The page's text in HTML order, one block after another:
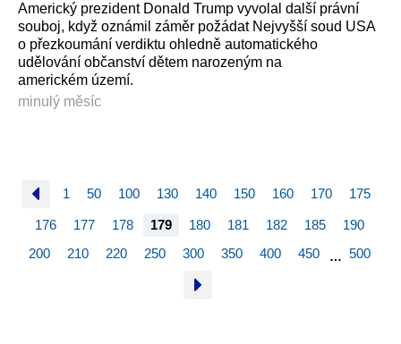
Americký prezident Donald Trump vyvolal další právní
souboj, když oznámil záměr požádat Nejvyšší soud USA
o přezkoumání verdiktu ohledně automatického
udělování občanství dětem narozeným na
americkém území.
minulý měsíc
1 50 100 130 140 150 160 170 175
176 177 178 179 180 181 182 185
190
200
210 220 250 300 350 400 450 … 500